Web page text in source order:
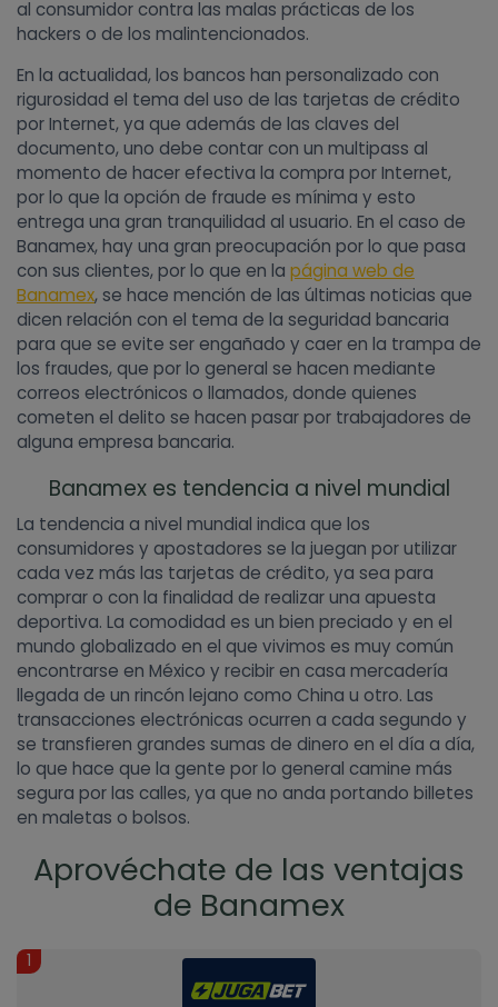
al consumidor contra las malas prácticas de los
hackers o de los malintencionados.
En la actualidad, los bancos han personalizado con
rigurosidad el tema del uso de las tarjetas de crédito
por Internet, ya que además de las claves del
documento, uno debe contar con un multipass al
momento de hacer efectiva la compra por Internet,
por lo que la opción de fraude es mínima y esto
entrega una gran tranquilidad al usuario. En el caso de
Banamex, hay una gran preocupación por lo que pasa
con sus clientes, por lo que en la página web de
Banamex, se hace mención de las últimas noticias que
dicen relación con el tema de la seguridad bancaria
para que se evite ser engañado y caer en la trampa de
los fraudes, que por lo general se hacen mediante
correos electrónicos o llamados, donde quienes
cometen el delito se hacen pasar por trabajadores de
alguna empresa bancaria.
Banamex es tendencia a nivel mundial
La tendencia a nivel mundial indica que los
consumidores y apostadores se la juegan por utilizar
cada vez más las tarjetas de crédito, ya sea para
comprar o con la finalidad de realizar una apuesta
deportiva. La comodidad es un bien preciado y en el
mundo globalizado en el que vivimos es muy común
encontrarse en México y recibir en casa mercadería
llegada de un rincón lejano como China u otro. Las
transacciones electrónicas ocurren a cada segundo y
se transfieren grandes sumas de dinero en el día a día,
lo que hace que la gente por lo general camine más
segura por las calles, ya que no anda portando billetes
en maletas o bolsos.
Aprovéchate de las ventajas
de Banamex
1